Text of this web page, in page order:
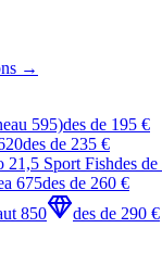
→
595)des de 195 €
des de 235 €
Sport Fishdes de
675des de 260 €
850
des de 290 €